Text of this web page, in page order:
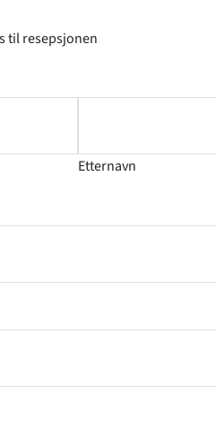
til resepsjonen
Etternavn